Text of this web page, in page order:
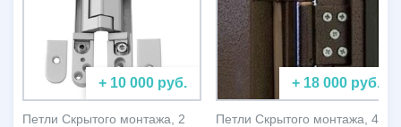
+ 10 000 руб.
Петли Скрытого монтажа, 2
+ 18 000 руб.
Петли Скрытого монтажа, 4